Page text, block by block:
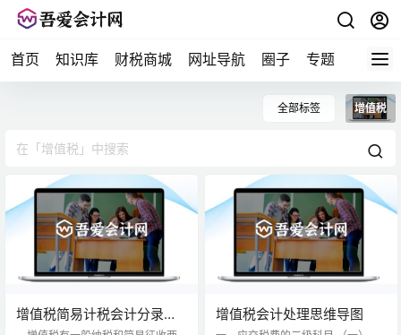
首页 知识库 财税商城 网址导航 圈子 专题 会计问
全部标签 增值税
增值税简易计税会计分录是
增值税会计处理思维导图